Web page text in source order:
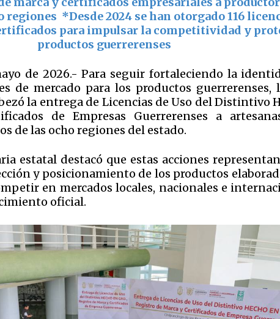
*Desde 2024 se han otorgado 116
para impulsar la competitividad y
productos guerrerenses
de 2026.- Para seguir fortaleciendo la
de mercado para los productos guerrerenses,
la entrega de Licencias de Uso del Distintivo
de Empresas Guerrerenses a
de las ocho regiones del estado.
estatal destacó que estas acciones
y posicionamiento de los productos
en mercados locales, nacionales e
oficial.